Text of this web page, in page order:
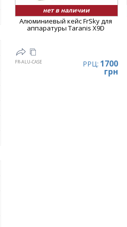
нет в наличии
Алюминиевый кейс FrSky для
аппаратуры Taranis X9D
FR-ALU-CASE РРЦ: 1700
грн